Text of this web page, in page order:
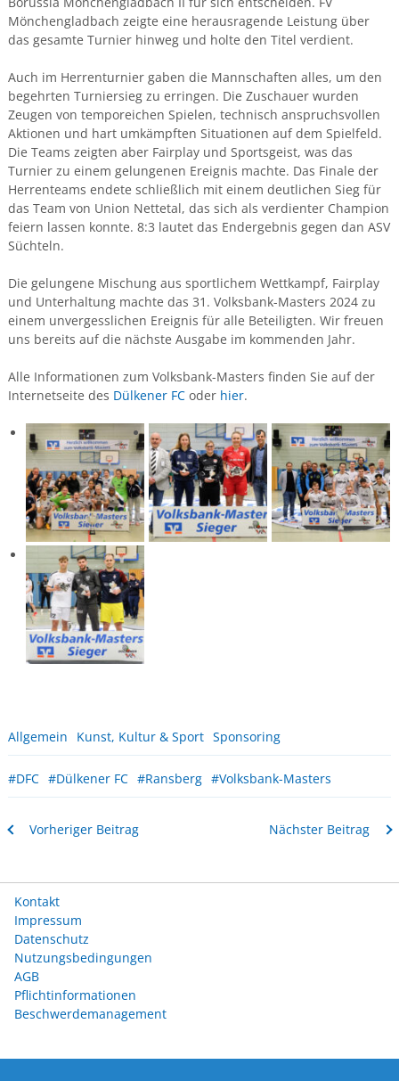
Mönchengladbach zeigte eine herausragende Leistung über
das gesamte Turnier hinweg und holte den Titel verdient.
Auch im Herrenturnier gaben die Mannschaften alles, um den
begehrten Turniersieg zu erringen. Die Zuschauer wurden
Zeugen von temporeichen Spielen, technisch anspruchsvollen
Aktionen und hart umkämpften Situationen auf dem Spielfeld.
Die Teams zeigten aber Fairplay und Sportsgeist, was das
Turnier zu einem gelungenen Ereignis machte. Das Finale der
Herrenteams endete schließlich mit einem deutlichen Sieg für
das Team von Union Nettetal, das sich als verdienter Champion
feiern lassen konnte. 8:3 lautet das Endergebnis gegen dan ASV
Süchteln.
Die gelungene Mischung aus sportlichem Wettkampf, Fairplay
und Unterhaltung machte das 31. Volksbank-Masters 2024 zu
einem unvergesslichen Ereignis für alle Beteiligten. Wir freuen
uns bereits auf die nächste Ausgabe im kommenden Jahr.
Alle Informationen zum Volksbank-Masters finden Sie auf der
Internetseite des Dülkener FCoder hier.
Allgemein Kunst, Kultur & Sport Sponsoring
#DFC #Dülkener FC #Ransberg #Volksbank-Masters
Vorheriger Beitrag Nächster Beitrag
Kontakt
Impressum
Datenschutz
Nutzungsbedingungen
AGB
Pflichtinformationen
Beschwerdemanagement